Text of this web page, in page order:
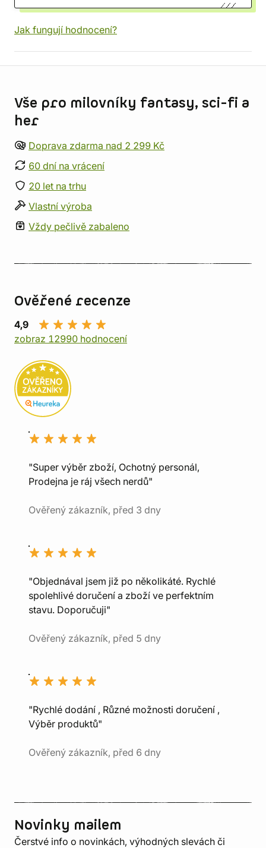
Jak fungují hodnocení?
Vše pro milovníky fantasy, sci-fi a
her
Doprava zdarma nad 2 299 Kč
60 dní na vrácení
20 let na trhu
Vlastní výroba
Vždy pečlivě zabaleno
Ověřené recenze
4,9
zobraz 12990 hodnocení
"Super výběr zboží, Ochotný personál,
Prodejna je ráj všech nerdů"
Ověřený zákazník, před 3 dny
"Objednával jsem již po několikáté. Rychlé
spolehlivé doručení a zboží ve perfektním
stavu. Doporučuji"
Ověřený zákazník, před 5 dny
"Rychlé dodání , Různé možnosti doručení ,
Výběr produktů"
Ověřený zákazník, před 6 dny
Novinky mailem
Čerstvé info o novinkách, výhodných slevách či